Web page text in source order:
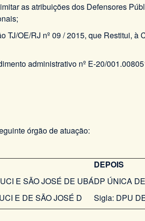
as atribuições dos Defensores
TJ/OE/RJ nº 09 / 2015, que Restitui,
administrativo nº E-20/
órgão de atuação:
DEPOIS
E SÃO JOSÉ DE UBÁ​
E DE SÃO JOSÉ D
DP ÚNICA
Sigla: DPU